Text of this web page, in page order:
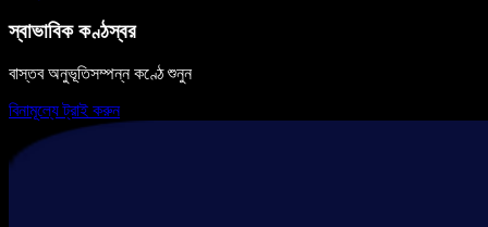
স্বাভাবিক কণ্ঠস্বর
বাস্তব অনুভূতিসম্পন্ন কণ্ঠে শুনুন
বিনামূল্যে ট্রাই করুন